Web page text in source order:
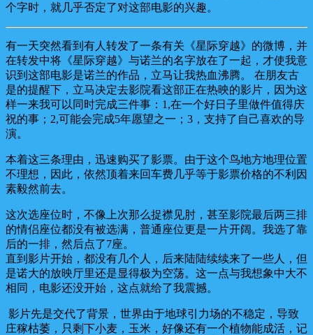
个字时，就几乎否定了对这部电影的兴趣。
有一天突然看到有人转发了一条有关《星际穿越》的微博，并
在转发中将《星际穿越》与诺兰的名字放在了一起，才使我意
识到这部电影是诺兰的作品，立马让我热血沸腾。
在朋友古
是的提醒下，立马决定去影院看这部正在热映的影片，因为这
样一来我可以同时完成三件事：1,在一个好日子里做件值得庆
祝的事；2,可能会完成5年愿望之一；3，支持了自己喜欢的导
演。
本着这三条理由，迅速购买了影票。由于这个鸟地方地理位置
不理想，因此，依然顶着来回车费几乎等于影票价格的不利因
素毅然前去。
这次选座位时，不像上次那么捉襟见肘，甚至影院最后两三排
的情侣座位都没有被选满，普通座位更是一片开阔。我选了靠
后的一排，然后点了7座。
直到影片开始，都没有几个人，后来陆陆续续来了一些人，但
是诺大的放映厅里还是显得极为空荡。这一点与我想象中大不
相同，电影还没开始，这点就给了我震撼。
影片先是交代了背景，世界由于地球引力场的不稳定，导致
庄稼枯萎，只剩下小麦，玉米，好像还有一个植物能成活，记